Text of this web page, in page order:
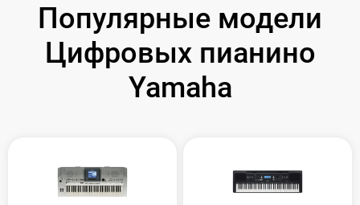
Популярные модели
Цифровых пианино
Yamaha